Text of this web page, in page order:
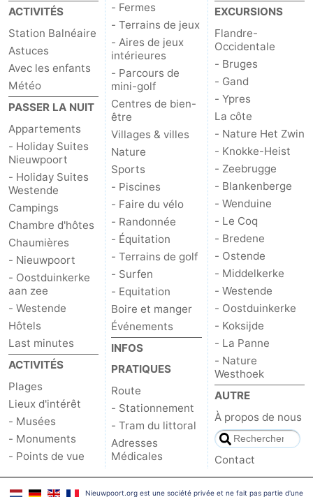
ACTIVITÉS
Station Balnéaire
Astuces
Avec les enfants
Météo
PASSER LA NUIT
Appartements
- Holiday Suites
Nieuwpoort
- Holiday Suites
Westende
Campings
Chambre d'hôtes
Chaumières
- Nieuwpoort
- Oostduinkerke
aan zee
- Westende
Hôtels
Last minutes
ACTIVITÉS
Plages
Lieux d'intérêt
- Musées
- Monuments
- Points de vue
- Fermes
- Terrains de jeux
- Aires de jeux
intérieures
- Parcours de
mini-golf
Centres de bien-
être
Villages & villes
Nature
Sports
- Piscines
- Faire du vélo
- Randonnée
- Équitation
- Terrains de golf
- Surfen
- Equitation
Boire et manger
Événements
INFOS
PRATIQUES
Route
- Stationnement
- Tram du littoral
Adresses
Médicales
EXCURSIONS
Flandre-
Occidentale
- Bruges
- Gand
- Ypres
La côte
- Nature Het Zwin
- Knokke-Heist
- Zeebrugge
- Blankenberge
- Wenduine
- Le Coq
- Bredene
- Ostende
- Middelkerke
- Westende
- Oostduinkerke
- Koksijde
- La Panne
- Nature
Westhoek
AUTRE
À propos de nous
Contact
Nieuwpoort.org est une société privée et ne fait pas partie d'une